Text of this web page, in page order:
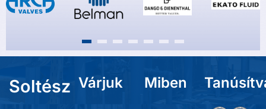
Soltész Várjuk Miben